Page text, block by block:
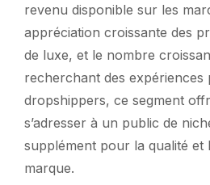
revenu disponible sur les
appréciation croissante des
de luxe, et le nombre
recherchant des expériences
dropshippers, ce segment
s’adresser à un public de
supplément pour la qualité et
marque.